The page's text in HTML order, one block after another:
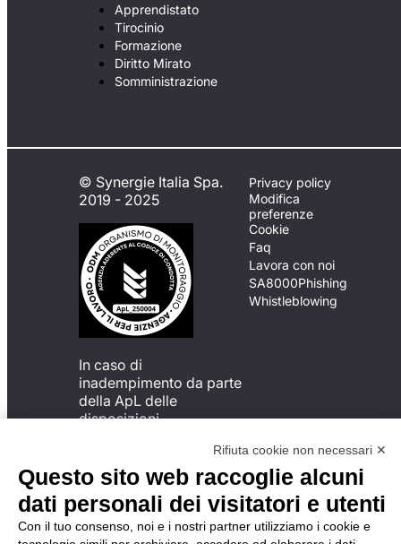
Apprendistato
Tirocinio
Formazione
Diritto Mirato
Somministrazione
© Synergie Italia Spa.
2019 - 2025
In caso di
inadempimento da parte
della ApL delle
disposizioni
possibile presentare un
reclamo
all’Organismo di
Monitoraggio utilizzando
una delle modalità
Privacy policy
Modifica
preferenze
Cookie
Faq
Lavora con noi
SA8000Phishing
Whistleblowing
Rifiuta cookie non necessari ✕
Questo sito web raccoglie alcuni
dati personali dei visitatori e utenti
Con il tuo consenso, noi e i nostri partner utilizziamo i cookie e